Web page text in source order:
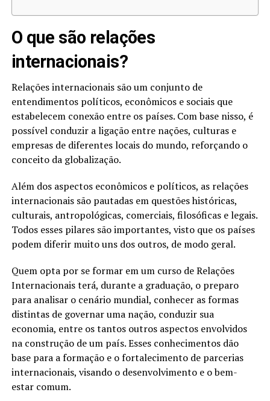
O que são relações
internacionais?
Relações internacionais são um conjunto de
entendimentos políticos, econômicos e sociais que
estabelecem conexão entre os países. Com base nisso, é
possível conduzir a ligação entre nações, culturas e
empresas de diferentes locais do mundo, reforçando o
conceito da globalização.
Além dos aspectos econômicos e políticos, as relações
internacionais são pautadas em questões históricas,
culturais, antropológicas, comerciais, filosóficas e legais.
Todos esses pilares são importantes, visto que os países
podem diferir muito uns dos outros, de modo geral.
Quem opta por se formar em um curso de Relações
Internacionais terá, durante a graduação, o preparo
para analisar o cenário mundial, conhecer as formas
distintas de governar uma nação, conduzir sua
economia, entre os tantos outros aspectos envolvidos
na construção de um país. Esses conhecimentos dão
base para a formação e o fortalecimento de parcerias
internacionais, visando o desenvolvimento e o bem-
estar comum.